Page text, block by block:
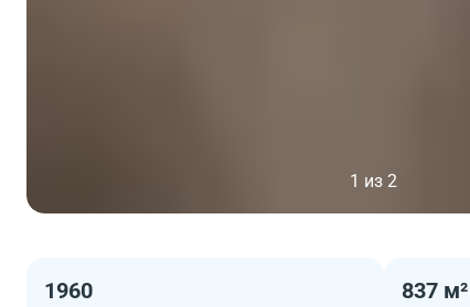
1 из 2
1960 837 м²